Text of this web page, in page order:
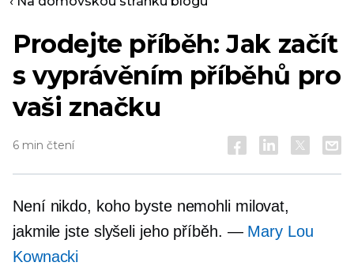
Prodejte příběh: Jak začít
s vyprávěním příběhů pro
vaši značku
6 min čtení
Není nikdo, koho byste nemohli milovat,
jakmile jste slyšeli jeho příběh. — Mary Lou
Kownacki